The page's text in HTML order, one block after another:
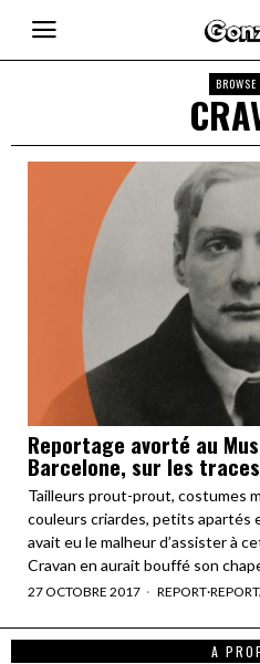
BROWSE
Reportage avorté au
Barcelone, sur les
Tailleurs prout-prout, costumes
couleurs criardes, petits apartés
avait eu le malheur d’assister à
Cravan en aurait bouffé son
27 OCTOBRE 2017 REPORT·
A